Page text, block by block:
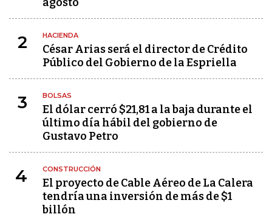
2 HACIENDA
César Arias será el director de Crédito
Público del Gobierno de la Espriella
3 BOLSAS
El dólar cerró $21,81 a la baja durante el
último día hábil del gobierno de
Gustavo Petro
4 CONSTRUCCIÓN
El proyecto de Cable Aéreo de La Calera
tendría una inversión de más de $1
billón